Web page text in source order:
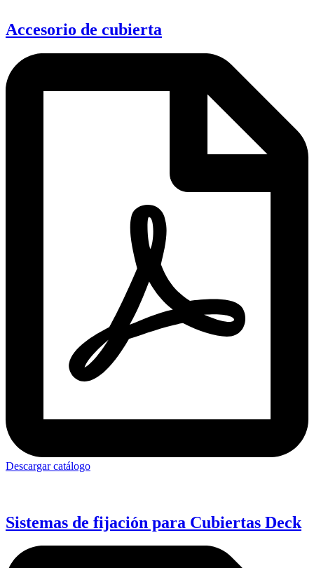
Accesorio de cubierta
Descargar catálogo
Sistemas de fijación para Cubiertas Deck